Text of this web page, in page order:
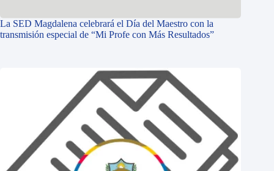
La SED Magdalena celebrará el Día del Maestro con la
transmisión especial de “Mi Profe con Más Resultados”